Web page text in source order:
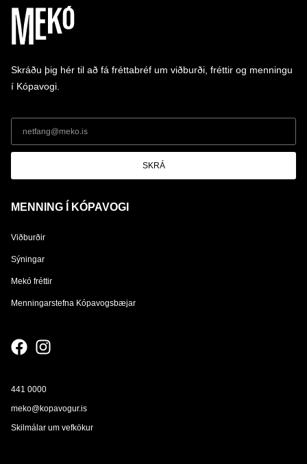
Skráðu þig hér til að fá fréttabréf um viðburði, fréttir og menningu
í Kópavogi.
SKRÁ
MENNING Í KÓPAVOGI
Viðburðir
Sýningar
Mekó fréttir
Menningarstefna Kópavogsbæjar
441 0000
meko@kopavogur.is
Skilmálar um vefkökur